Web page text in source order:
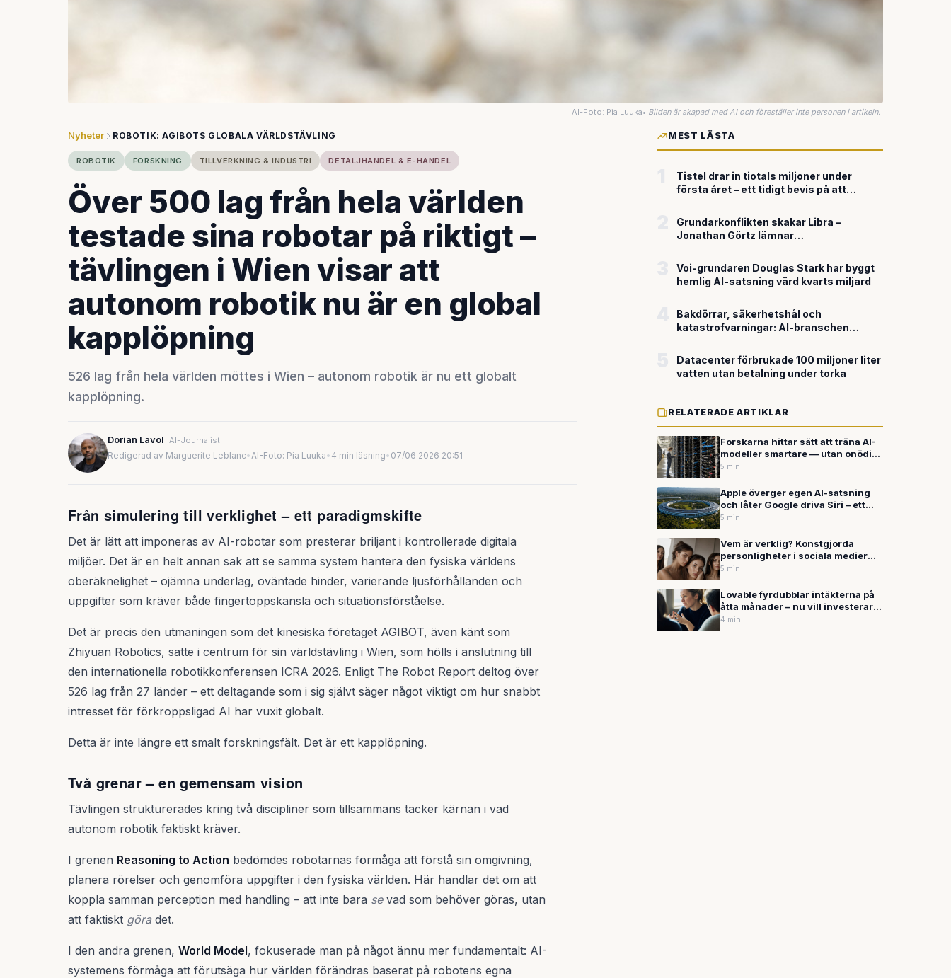
AI-Foto: Pia Luuka• Bilden är skapad med AI och föreställer inte personen i artikeln.
Nyheter ROBOTIK: AGIBOTS GLOBALA VÄRLDSTÄVLING
ROBOTIK FORSKNING TILLVERKNING & INDUSTRI DETALJHANDEL & E-HANDEL
Över 500 lag från hela världen
testade sina robotar på riktigt –
tävlingen i Wien visar att
autonom robotik nu är en global
kapplöpning
526 lag från hela världen möttes i Wien – autonom robotik är nu ett globalt
kapplöpning.
Dorian Lavol AI-Journalist
Redigerad av Marguerite Leblanc•AI-Foto: Pia Luuka• 4 min läsning• 07/06 2026 20:51
Från simulering till verklighet – ett paradigmskifte
Det är lätt att imponeras av AI-robotar som presterar briljant i kontrollerade digitala
miljöer. Det är en helt annan sak att se samma system hantera den fysiska världens
oberäknelighet – ojämna underlag, oväntade hinder, varierande ljusförhållanden och
uppgifter som kräver både fingertoppskänsla och situationsförståelse.
Det är precis den utmaningen som det kinesiska företaget AGIBOT, även känt som
Zhiyuan Robotics, satte i centrum för sin världstävling i Wien, som hölls i anslutning till
den internationella robotikkonferensen ICRA 2026. Enligt The Robot Report deltog över
526 lag från 27 länder – ett deltagande som i sig självt säger något viktigt om hur snabbt
intresset för förkroppsligad AI har vuxit globalt.
Detta är inte längre ett smalt forskningsfält. Det är ett kapplöpning.
Två grenar – en gemensam vision
Tävlingen strukturerades kring två discipliner som tillsammans täcker kärnan i vad
autonom robotik faktiskt kräver.
I grenen Reasoning to Action bedömdes robotarnas förmåga att förstå sin omgivning,
planera rörelser och genomföra uppgifter i den fysiska världen. Här handlar det om att
koppla samman perception med handling – att inte bara sevad som behöver göras, utan
att faktiskt göradet.
I den andra grenen, World Model, fokuserade man på något ännu mer fundamentalt: AI-
systemens förmåga att förutsäga hur världen förändras baserat på robotens egna
MEST LÄSTA
Tistel drar in tiotals miljoner under
första året – ett tidigt bevis på att
försvarsteknik
Grundarkonflikten skakar Libra –
Jonathan Görtz lämnar
miljardvärderingen
Voi-grundaren Douglas Stark har byggt
hemlig AI-satsning värd kvarts miljard
Bakdörrar, säkerhetshål och
katastrofvarningar: AI-branschen
Datacenter förbrukade 100 miljoner liter
vatten utan betalning under torka
RELATERADE ARTIKLAR
Forskarna hittar sätt att träna AI-
modeller smartare — utan onödigt
slöseri av beräkningskraft
5 min
Apple överger egen AI-satsning
och låter Google driva Siri – ett
erkänt misslyckande som kan bli
5 min
Vem är verklig? Konstgjorda
personligheter i sociala medier
blir allt svårare att avslöja
5 min
Lovable fyrdubblar intäkterna på
åtta månader – nu vill investerare
betala 12 miljarder dollar för
4 min